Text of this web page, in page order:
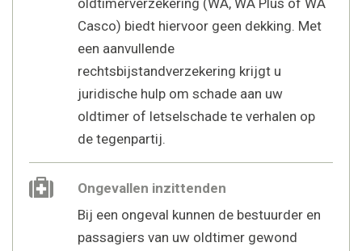
oldtimerverzekering (WA, WA Plus of WA
Casco) biedt hiervoor geen dekking. Met
een aanvullende
rechtsbijstandverzekering krijgt u
juridische hulp om schade aan uw
oldtimer of letselschade te verhalen op
de tegenpartij.
Ongevallen inzittenden
Bij een ongeval kunnen de bestuurder en
passagiers van uw oldtimer gewond